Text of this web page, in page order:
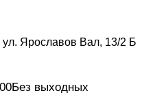
ул. Ярославов Вал, 13/2 Б
Без выходных